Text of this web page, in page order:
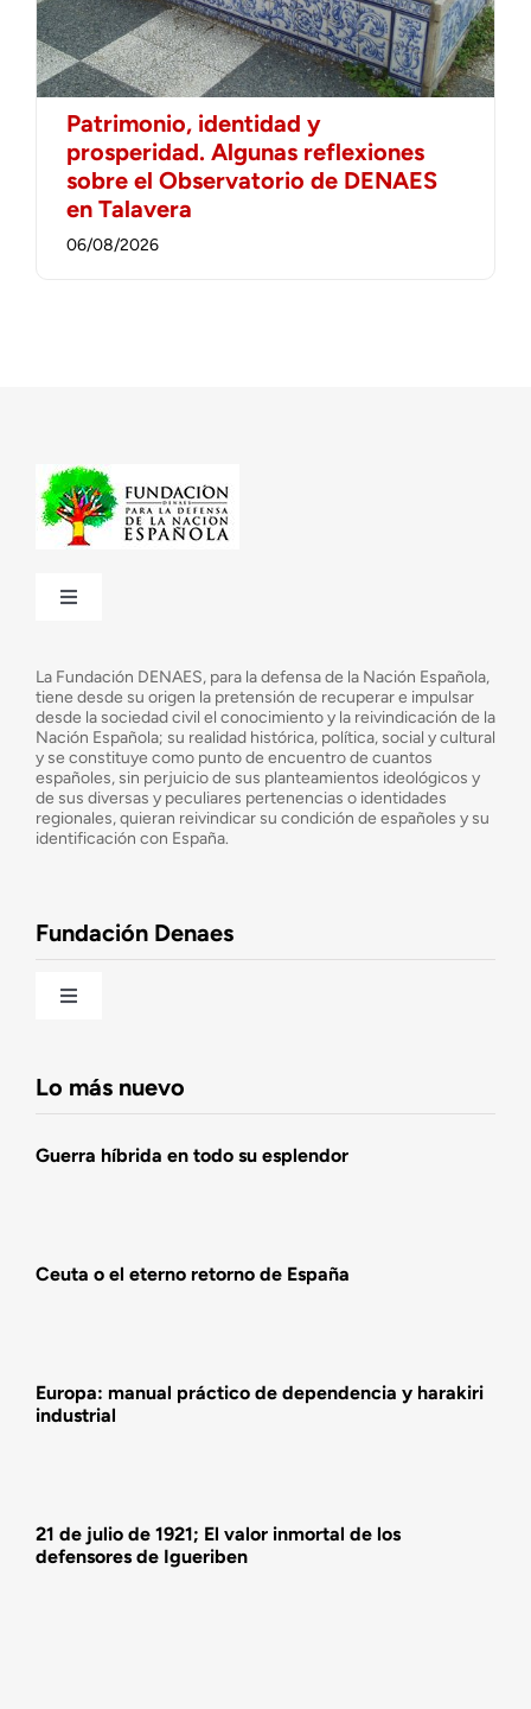
Patrimonio, identidad y
prosperidad. Algunas reflexiones
sobre el Observatorio de DENAES
en Talavera
06/08/2026
Toggle
¿Cuáles son nuestros objetivos?
Consejo Asesor
La Fundación DENAES, para la defensa de la Nación Española,
tiene desde su origen la pretensión de recuperar e impulsar
desde la sociedad civil el conocimiento y la reivindicación de la
Nación Española; su realidad histórica, política, social y cultural
y se constituye como punto de encuentro de cuantos
españoles, sin perjuicio de sus planteamientos ideológicos y
de sus diversas y peculiares pertenencias o identidades
regionales, quieran reivindicar su condición de españoles y su
identificación con España.
Fundación Denaes
Toggle
Lo más nuevo
Guerra híbrida en todo su esplendor
Ceuta o el eterno retorno de España
Europa: manual práctico de dependencia y harakiri
industrial
21 de julio de 1921; El valor inmortal de los
defensores de Igueriben